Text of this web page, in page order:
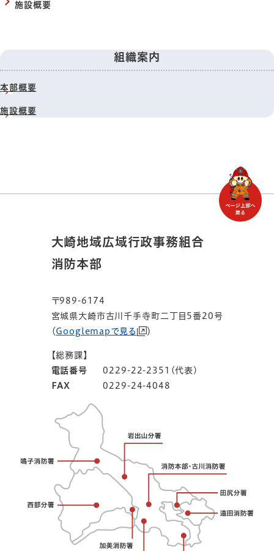
施設概要
組織案内
本部概要
施設概要
大崎地域広域行政事務組合
消防本部
〒989-6174
宮城県大崎市古川千手寺町二丁目5番20号
（ Googlemapで見る ）
【総務課】
電話番号
0229-22-2351(代表)
FAX
0229-24-4048